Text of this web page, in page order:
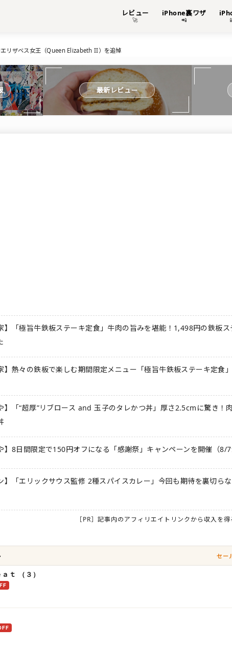
レビュー
🚀
iPhone裏ワザ
📲 📱
リザベス女王（Queen Elizabeth II）を追悼
最新レビュー
】「極旨牛鉄板ステーキ定食」牛肉の旨みを堪能！1,498円の鉄板
】熱々の鉄板で楽しむ期間限定メニュー「極旨牛鉄板ステーキ定食
】「“超厚”リブロース and 玉子のタレかつ丼」厚さ2.5cmに驚き！
】8日間限定で150円オフになる「感謝祭」キャンペーンを開催（8/7
】「エリックサウス監修 2種スパイスカレー」今回も期待を裏切ら
［PR］記事内のアフィリエイトリンクから収入を
セー
ｔ （３）